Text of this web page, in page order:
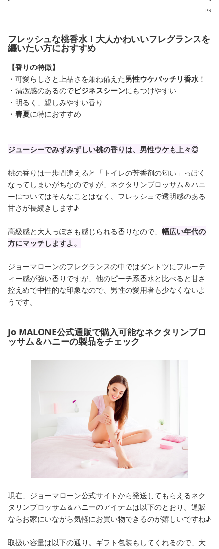
PR
フレッシュな桃香水！大人かわいいフレグランスを
纏いたい方におすすめ
【香りの特徴】
・可愛らしさと上品さを兼ね備えた男性ウケバッチリ香水！
・清潔感のあるのでビジネスシーンにもつけやすい
・明るく、親しみやすい香り
・ 春夏に特におすすめ
ジューシーでみずみずしい桃の香りは、男性ウケも上々◎
桃の香りは一歩間違えると「トイレの芳香剤の匂い」っぽく
なってしまいがちなのですが、ネクタリンブロッサム＆ハニ
ーについてはそんなことはなく、フレッシュで透明感のある
甘さが長続きします♪
高級感と大人っぽさも感じられる香りなので、 幅広い年代の
方にマッチしますよ。
ジョーマローンのフレグランスの中ではダントツにフルーテ
ィー感が強い香りですが、他のピーチ系香水と比べると甘さ
控えめで中性的な印象なので、男性の愛用者も少なくないよ
うです。
Jo MALONE公式通販で購入可能なネクタリンブロ
ッサム＆ハニーの製品をチェック
現在、ジョーマローン公式サイトから発送してもらえるネク
タリンブロッサム＆ハニーのアイテムは以下のとおり。通販
ならお家にいながら気軽にお買い物できるのが嬉しいですね♪
取扱い容量は以下の通り。ギフト包装もしてくれるので、大